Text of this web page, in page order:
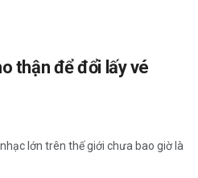
thận để đổi lấy vé
lớn trên thế giới chưa bao giờ là